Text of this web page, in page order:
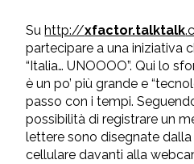
Suhttp://xfactor.talktalk
partecipare a una iniziativa
“Italia… UNOOOO”. Qui lo
è un po’ più grande e
passo con i tempi.
possibilità di registrare un
lettere sono disegnate
cellulare davanti alla